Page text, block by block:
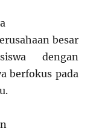
besar
dengan
berfokus pada